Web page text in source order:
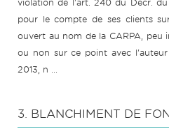
violation de l'art. 240 du Décr. du
pour le compte de ses clients
ouvert au nom de la CARPA,
ou non sur ce point avec
2013, n ...
3. BLANCHIMENT DE